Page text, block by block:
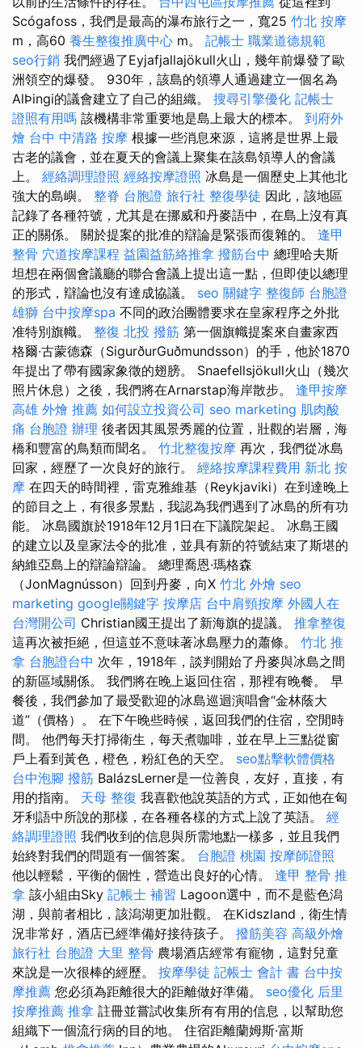
Scógafoss，我們是最高的瀑布旅行之一，寬25 竹北 按摩
m，高60 養生整復推廣中心 m。 記帳士 職業道德規範
seo行銷 我們經過了Eyjafjallajökull火山，幾年前爆發了歐
洲領空的爆發。 930年，該島的領導人通過建立一個名為
AlÞingi的議會建立了自己的組織。 搜尋引擎優化 記帳士
證照有用嗎 該機構非常重要地是島上最大的標本。 到府外
燴 台中 中清路 按摩 根據一些消息來源，這將是世界上最
古老的議會，並在夏天的會議上聚集在該島領導人的會議
上。 經絡調理證照 經絡按摩證照 冰島是一個歷史上其他北
強大的島嶼。 整脊 台胞證 旅行社 整復學徒 因此，該地區
記錄了各種符號，尤其是在挪威和丹麥語中，在島上沒有真
正的關係。 關於提案的批准的辯論是緊張而復雜的。 逢甲
整骨 穴道按摩課程 益園益筋絡推拿 撥筋台中 總理哈夫斯
坦想在兩個會議廳的聯合會議上提出這一點，但即使以總理
的形式，辯論也沒有達成協議。 seo 關鍵字 整復師 台胞證
雄獅 台中按摩spa 不同的政治團體要求在皇家程序之外批
准特別旗幟。 整復 北投 撥筋 第一個旗幟提案來自畫家西
格爾·古蒙德森（SigurðurGuðmundsson）的手，他於1870
年提出了帶有國家象徵的翅膀。 Snaefellsjökull火山（幾次
照片休息）之後，我們將在Arnarstap海岸散步。 逢甲按摩
高雄 外燴 推薦 如何設立投資公司 seo marketing 肌肉酸
痛 台胞證 辦理 後者因其風景秀麗的位置，壯觀的岩層，海
橋和豐富的鳥類而聞名。 竹北整復按摩 再次，我們從冰島
回家，經歷了一次良好的旅行。 經絡按摩課程費用 新北 按
摩 在四天的時間裡，雷克雅維基（Reykjaviki）在到達晚上
的節目之上，有很多景點，我認為我們遇到了冰島的所有功
能。 冰島國旗於1918年12月1日在下議院架起。 冰島王國
的建立以及皇家法令的批准，並具有新的符號結束了斯堪的
納維亞島上的辯論辯論。 總理喬恩·瑪格森
（JonMagnússon）回到丹麥，向X 竹北 外燴 seo
marketing google關鍵字 按摩店 台中肩頸按摩 外國人在
台灣開公司 Christian國王提出了新海旗的提議。 推拿整復
這再次被拒絕，但這並不意味著冰島壓力的蕭條。 竹北 推
拿 台胞證台中 次年，1918年，談判開始了丹麥與冰島之間
的新區域關係。 我們將在晚上返回住宿，那裡有晚餐。 早
餐後，我們參加了最受歡迎的冰島巡迴演唱會“金林蔭大
道”（價格）。 在下午晚些時候，返回我們的住宿，空閒時
間。 他們每天打掃衛生，每天煮咖啡，並在早上三點從窗
戶上看到黃色，橙色，粉紅色的天空。 seo點擊軟體價格
台中泡腳 撥筋 BalázsLerner是一位善良，友好，直接，有
用的指南。 天母 整復 我喜歡他說英語的方式，正如他在匈
牙利語中所說的那樣，在各種各樣的方式上說了英語。 經
絡調理證照 我們收到的信息與所需地點一樣多，並且我們
始終對我們的問題有一個答案。 台胞證 桃園 按摩師證照
他以輕鬆，平衡的個性，營造出良好的心情。 逢甲 整骨 推
拿 該小組由Sky 記帳士 補習 Lagoon選中，而不是藍色潟
湖，與前者相比，該潟湖更加壯觀。 在Kidszland，衛生情
況非常好，酒店已經準備好接待孩子。 撥筋美容 高級外燴
旅行社 台胞證 大里 整骨 農場酒店經常有寵物，這對兒童
來說是一次很棒的經歷。 按摩學徒 記帳士 會計 書 台中按
摩推薦 您必須為距離很大的距離做好準備。 seo優化 后里
按摩推薦 推拿 註冊並嘗試收集所有有用的信息，以幫助您
組織下一個流行病的目的地。 住宿距離蘭姆斯·富斯